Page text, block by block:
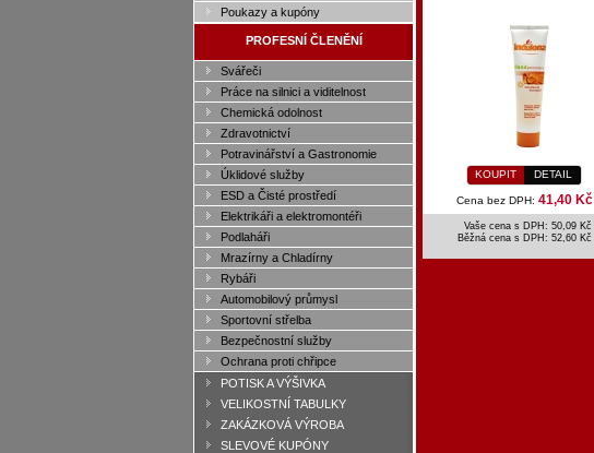
Poukazy a kupóny
PROFESNÍ ČLENĚNÍ
Svářeči
Práce na silnici a viditelnost
Chemická odolnost
Zdravotnictví
Potravinářství a Gastronomie
Úklidové služby
ESD a Čisté prostředí
Elektrikáři a elektromontéři
Podlaháři
Mrazírny a Chladírny
Rybáři
Automobilový průmysl
Sportovní střelba
Bezpečnostní služby
Ochrana proti chřipce
POTISK A VÝŠIVKA
VELIKOSTNÍ TABULKY
ZAKÁZKOVÁ VÝROBA
SLEVOVÉ KUPÓNY
KOUPIT DETAIL
Cena bez DPH: 41,40 Kč
Vaše cena s DPH: 50,09 Kč
Běžná cena s DPH: 52,60 Kč